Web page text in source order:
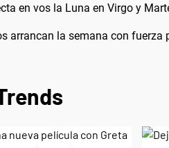
en vos la Luna en Virgo y
arrancan la semana con fuerza